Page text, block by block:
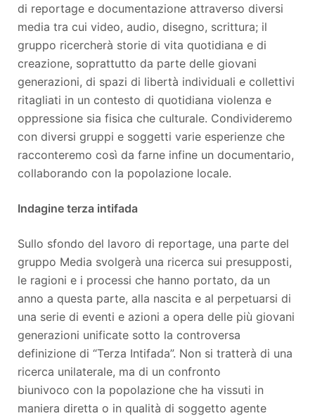
di reportage e documentazione attraverso diversi
media tra cui video, audio, disegno, scrittura; il
gruppo ricercherà storie di vita quotidiana e di
creazione, soprattutto da parte delle giovani
generazioni, di spazi di libertà individuali e collettivi
ritagliati in un contesto di quotidiana violenza e
oppressione sia fisica che culturale. Condivideremo
con diversi gruppi e soggetti varie esperienze che
racconteremo così da farne infine un documentario,
collaborando con la popolazione locale.
Indagine terza intifada
Sullo sfondo del lavoro di reportage, una parte del
gruppo Media svolgerà una ricerca sui presupposti,
le ragioni e i processi che hanno portato, da un
anno a questa parte, alla nascita e al perpetuarsi di
una serie di eventi e azioni a opera delle più giovani
generazioni unificate sotto la controversa
definizione di “Terza Intifada”. Non si tratterà di una
ricerca unilaterale, ma di un confronto
biunivoco con la popolazione che ha vissuti in
maniera diretta o in qualità di soggetto agente